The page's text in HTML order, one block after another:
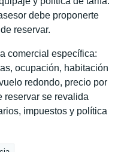
debe proponerte
reservar.
comercial específica:
ocupación, habitación
redondo, precio por
reservar se revalida
impuestos y política